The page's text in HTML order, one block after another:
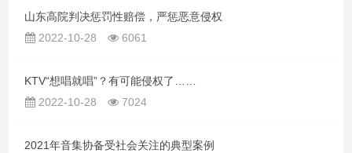
山东高院判决惩罚性赔偿，严惩恶意侵权
2022-10-28
6061
KTV“想唱就唱”？有可能侵权了……
2022-10-28
7024
2021年音集协备受社会关注的典型案例